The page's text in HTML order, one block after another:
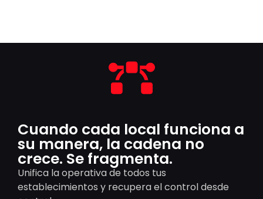
Cuando cada local funciona a
su manera, la cadena no
crece. Se fragmenta.
Unifica la operativa de todos tus
establecimientos y recupera el control desde